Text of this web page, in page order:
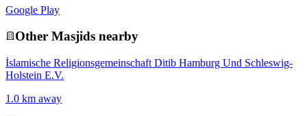
Google Play
Other Masjids nearby
İslamische Religionsgemeinschaft Ditib Hamburg Und Schleswig-
Holstein E.V.
1.0 km away